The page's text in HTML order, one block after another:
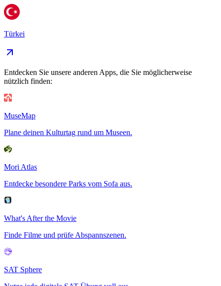
Türkei
Entdecken Sie unsere anderen Apps, die Sie möglicherweise
nützlich finden:
MuseMap
Plane deinen Kulturtag rund um Museen.
Mori Atlas
Entdecke besondere Parks vom Sofa aus.
What's After the Movie
Finde Filme und prüfe Abspannszenen.
SAT Sphere